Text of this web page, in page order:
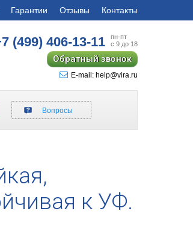
Гарантии Отзывы Контакты
(499)406-13-11
пн-пт
с 9 до 18
Обратный звонок
E-mail: help@vira.ru
Вопросы
к УФ.